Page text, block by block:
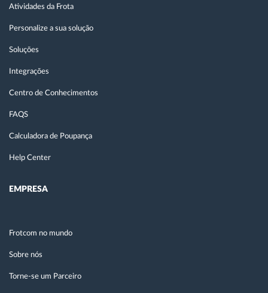
Atividades da Frota
Personalize a sua solução
Soluções
Integrações
Centro de Conhecimentos
FAQS
Calculadora de Poupança
Help Center
EMPRESA
Frotcom no mundo
Sobre nós
Torne-se um Parceiro